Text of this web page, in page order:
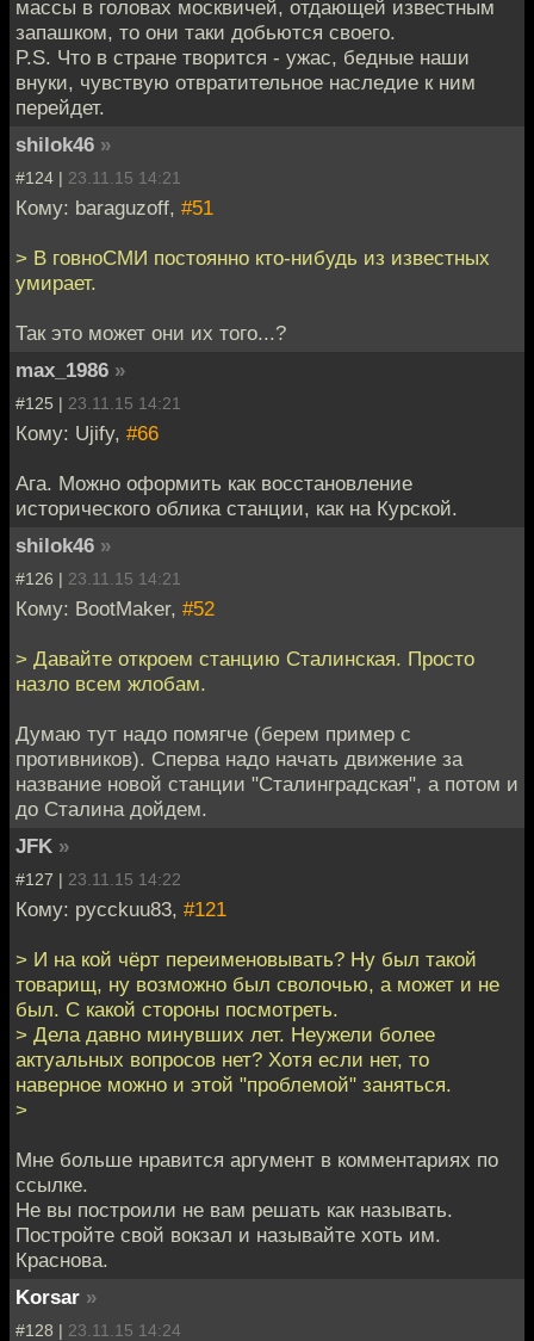
массы в головах москвичей, отдающей известным
запашком, то они таки добьются своего.
P.S. Что в стране творится - ужас, бедные наши
внуки, чувствую отвратительное наследие к ним
перейдет.
shilok46 »
#124 | 23.11.15 14:21
Кому: baraguzoff, #51
> В говноСМИ постоянно кто-нибудь из известных
умирает.
Так это может они их того...?
max_1986 »
#125 | 23.11.15 14:21
Кому: Ujify, #66
Ага. Можно оформить как восстановление
исторического облика станции, как на Курской.
shilok46 »
#126 | 23.11.15 14:21
Кому: BootMaker, #52
> Давайте откроем станцию Сталинская. Просто
назло всем жлобам.
Думаю тут надо помягче (берем пример с
противников). Сперва надо начать движение за
название новой станции "Сталинградская", а потом и
до Сталина дойдем.
JFK »
#127 | 23.11.15 14:22
Кому: pycckuu83, #121
> И на кой чёрт переименовывать? Ну был такой
товарищ, ну возможно был сволочью, а может и не
был. С какой стороны посмотреть.
> Дела давно минувших лет. Неужели более
актуальных вопросов нет? Хотя если нет, то
наверное можно и этой "проблемой" заняться.
>
Мне больше нравится аргумент в комментариях по
ссылке.
Не вы построили не вам решать как называть.
Постройте свой вокзал и называйте хоть им.
Краснова.
Korsar »
#128 | 23.11.15 14:24